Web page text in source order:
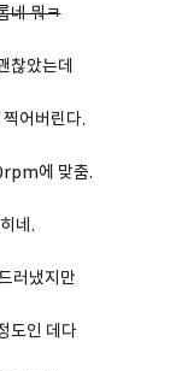
네 뭐ㅋ
찮았는데
어버린다.
에 맞춤.
네.
러냈지만
도인 데다